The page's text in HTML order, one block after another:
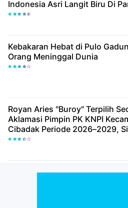
Indonesia Asri Langit Biru Di
Citepus
Kebakaran Hebat di Pulo
Orang Meninggal Dunia
Royan Aries "Buroy" Terpilih
Aklamasi Pimpin PK KNPI
Cibadak Periode 2026–2029,
Wujudkan Pemuda Inovatif Dan